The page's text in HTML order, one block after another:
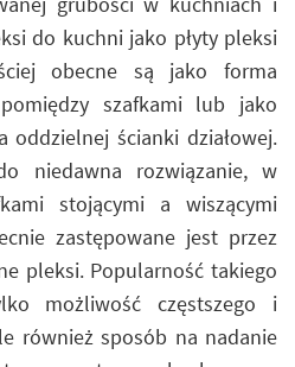
do kuchni jako płyty pleksi
obecne są jako forma
szafkami lub jako
oddzielnej ścianki działowej.
niedawna rozwiązanie, w
stojącymi a wiszącymi
zastępowane jest przez
pleksi. Popularność takiego
możliwość częstszego i
również sposób na nadanie